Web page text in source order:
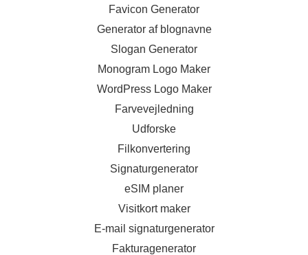
Favicon Generator
Generator af blognavne
Slogan Generator
Monogram Logo Maker
WordPress Logo Maker
Farvevejledning
Udforske
Filkonvertering
Signaturgenerator
eSIM planer
Visitkort maker
E-mail signaturgenerator
Fakturagenerator